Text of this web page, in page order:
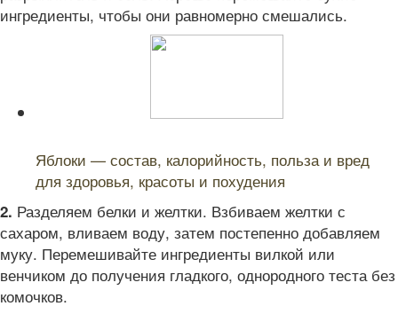
ингредиенты, чтобы они равномерно смешались.
Яблоки — состав, калорийность, польза и вред
для здоровья, красоты и похудения
2. Разделяем белки и желтки. Взбиваем желтки с
сахаром, вливаем воду, затем постепенно добавляем
муку. Перемешивайте ингредиенты вилкой или
венчиком до получения гладкого, однородного теста без
комочков.